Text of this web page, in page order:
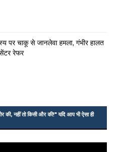
पर चाकू से जानलेवा हमला, गंभीर हालत
रेफर
नहीं तो किसी और की!" यदि आप भी ऐसा ही